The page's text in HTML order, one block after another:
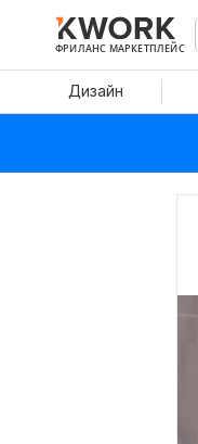
ФРИЛАНС МАРКЕТПЛЕЙС
Дизайн